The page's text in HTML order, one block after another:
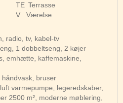
TE Terrasse
V
Værelse
radio, tv, kabel-tv
1 dobbeltseng, 2 køjer
emhætte, kaffemaskine,
håndvask, bruser
varmepumpe, legeredskaber,
2500 m², moderne møblering,